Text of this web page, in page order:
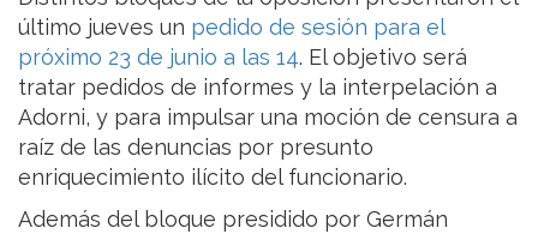
último jueves un pedido de sesión para el
próximo 23 de junio a las 14. El objetivo será
tratar pedidos de informes y la interpelación a
Adorni, y para impulsar una moción de censura a
raíz de las denuncias por presunto
enriquecimiento ilícito del funcionario.
Además del bloque presidido por Germán